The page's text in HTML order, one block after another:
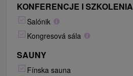
KONFERENCJE I SZKOLENIA
Salónik
Kongresová sála
SAUNY
Fínska sauna